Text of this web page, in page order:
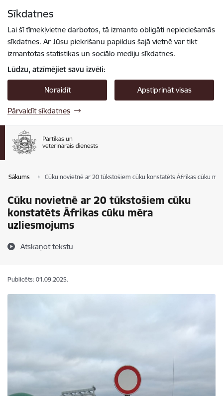
Sīkdatnes
Lai šī tīmekļvietne darbotos, tā izmanto obligāti nepieciešamās
sīkdatnes. Ar Jūsu piekrišanu papildus šajā vietnē var tikt
izmantotas statistikas un sociālo mediju sīkdatnes.
Lūdzu, atzīmējiet savu izvēli:
Noraidīt Apstiprināt visas
Pārvaldīt sīkdatnes
Sākums Cūku novietnē ar 20 tūkstošiem cūku konstatēts Āfrikas cūku
Cūku novietnē ar 20 tūkstošiem cūku
konstatēts Āfrikas cūku mēra
uzliesmojums
Atskaņot tekstu
Publicēts: 01.09.2025.